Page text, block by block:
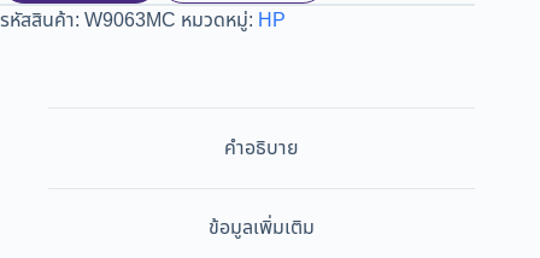
รหัสสินค้า: W9063MC หมวดหมู่: HP
คำอธิบาย
ข้อมูลเพิ่มเติม